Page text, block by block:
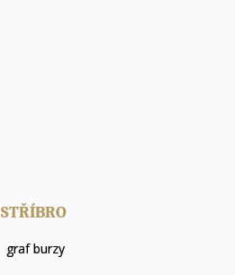
STŘÍBRO